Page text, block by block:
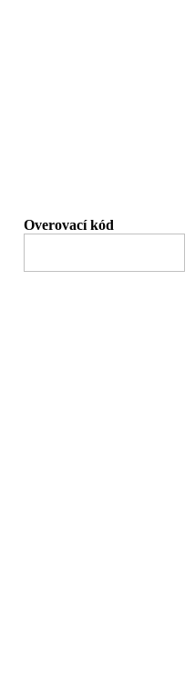
Overovací kód